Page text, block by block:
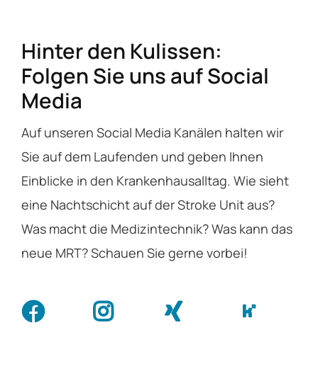
Hinter den Kulissen:
Folgen Sie uns auf Social
Media
Auf unseren Social Media Kanälen halten wir
Sie auf dem Laufenden und geben Ihnen
Einblicke in den Krankenhausalltag. Wie sieht
eine Nachtschicht auf der Stroke Unit aus?
Was macht die Medizintechnik? Was kann das
neue MRT? Schauen Sie gerne vorbei!